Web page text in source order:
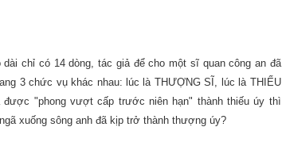
chỉ có 14 dòng, tác giả để cho một sĩ quan công an đã
3 chức vụ khác nhau: lúc là THƯỢNG SĨ, lúc là THIẾU
"phong vượt cấp trước niên hạn" thành thiếu úy thì
xuống sông anh đã kịp trở thành thượng úy?